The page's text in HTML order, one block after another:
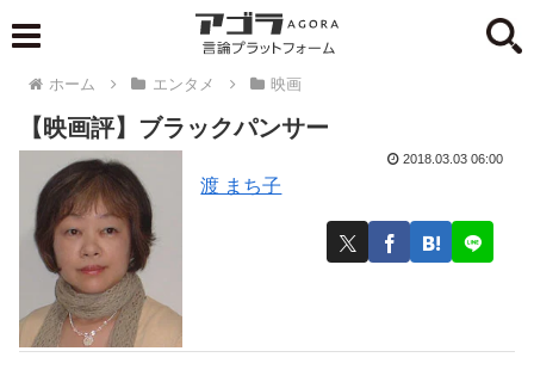
ホーム エンタメ 映画
【映画評】ブラックパンサー
渡 まち子
2018.03.03 06:00